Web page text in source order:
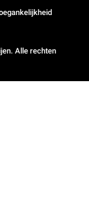
Alle rechten